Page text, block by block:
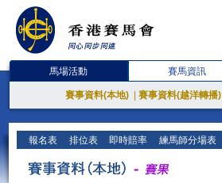
馬場活動 賽馬資訊
賽事資料(本地) 賽事資料(越洋轉播)
報名表 排位表 即時賠率 練馬師分場表